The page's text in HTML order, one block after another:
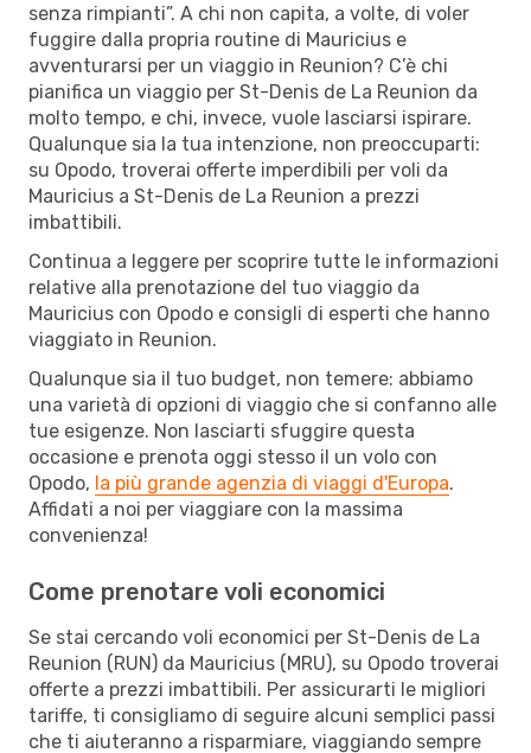
senza rimpianti”. A chi non capita, a volte, di voler
fuggire dalla propria routine di Mauricius e
avventurarsi per un viaggio in Reunion? C’è chi
pianifica un viaggio per St-Denis de La Reunion da
molto tempo, e chi, invece, vuole lasciarsi ispirare.
Qualunque sia la tua intenzione, non preoccuparti:
su Opodo, troverai offerte imperdibili per voli da
Mauricius a St-Denis de La Reunion a prezzi
imbattibili.
Continua a leggere per scoprire tutte le informazioni
relative alla prenotazione del tuo viaggio da
Mauricius con Opodo e consigli di esperti che hanno
viaggiato in Reunion.
Qualunque sia il tuo budget, non temere: abbiamo
una varietà di opzioni di viaggio che si confanno alle
tue esigenze. Non lasciarti sfuggire questa
occasione e prenota oggi stesso il un volo con
Opodo, la più grande agenzia di viaggi d'Europa.
Affidati a noi per viaggiare con la massima
convenienza!
Come prenotare voli economici
Se stai cercando voli economici per St-Denis de La
Reunion (RUN) da Mauricius (MRU), su Opodo troverai
offerte a prezzi imbattibili. Per assicurarti le migliori
tariffe, ti consigliamo di seguire alcuni semplici passi
che ti aiuteranno a risparmiare, viaggiando sempre